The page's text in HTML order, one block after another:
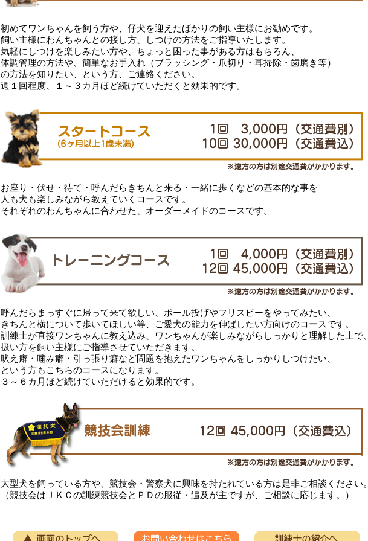
初めてワンちゃんを飼う方や、仔犬を迎えたばかりの飼い主様にお勧めです。
飼い主様にわんちゃんとの接し方、しつけの方法をご指導いたします。
気軽にしつけを楽しみたい方や、ちょっと困った事がある方はもちろん、
体調管理の方法や、簡単なお手入れ（ブラッシング・爪切り・耳掃除・歯磨き等）
の方法を知りたい、という方、ご連絡ください。
週１回程度、１～３カ月ほど続けていただくと効果的です。
お座り・伏せ・待て・呼んだらきちんと来る・一緒に歩くなどの基本的な事を
人も犬も楽しみながら教えていくコースです。
それぞれのわんちゃんに合わせた、オーダーメイドのコースです。
呼んだらまっすぐに帰って来て欲しい、ボール投げやフリスビーをやってみたい、
きちんと横について歩いてほしい等、ご愛犬の能力を伸ばしたい方向けのコースです。
訓練士が直接ワンちゃんに教え込み、ワンちゃんが楽しみながらしっかりと理解した上で、
扱い方を飼い主様にご指導させていただきます。
吠え癖・噛み癖・引っ張り癖など問題を抱えたワンちゃんをしっかりしつけたい、
という方もこちらのコースになります。
３～６カ月ほど続けていただけると効果的です。
大型犬を飼っている方や、競技会・警察犬に興味を持たれている方は是非ご相談ください。
（競技会はＪＫＣの訓練競技会とＰＤの服従・追及が主ですが、ご相談に応じます。）